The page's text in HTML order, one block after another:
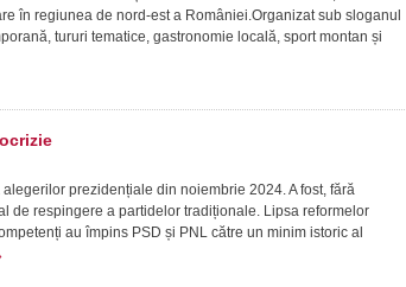
în regiunea de nord-est a României.Organizat sub sloganul
tururi tematice, gastronomie locală, sport montan și
prezidențiale din noiembrie 2024. A fost, fără
de respingere a partidelor tradiționale. Lipsa reformelor
au împins PSD și PNL către un minim istoric al